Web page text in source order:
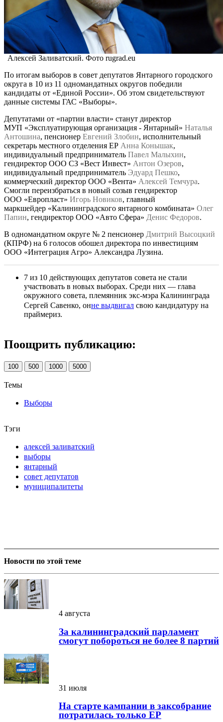
Алексей Заливатский. Фото rugrad.eu
По итогам выборов в совет депутатов Янтарного городского
округа в 10 из 11 одномандатных округов победили
кандидаты от «Единой России». Об этом свидетельствуют
данные системы ГАС «Выборы».
Депутатами от «партии власти» станут директор
МУП «Эксплуатирующая организация - Янтарный» Наталья
Антошина, пенсионер Евгений Злобин, исполнительный
секретарь местного отделения ЕР Анна Конышак,
индивидуальный предприниматель Павел Малыхин,
гендиректор ООО СЗ «Вест Инвест» Антон Озеров,
индивидуальный предприниматель Эдуард Пешко,
коммерческий директор ООО «Вента» Алексей Темчура.
Смогли переизбраться в новый созыв гендиректор
ООО «Европласт» Игорь Новиков, главный
маркшейдер «Калининградского янтарного комбината» Олег
Папин, гендиректор ООО «Авто Сфера» Денис Федоров.
В одномандатном округе № 2 пенсионер Дмитрий Высоцкий
(КПРФ) на 6 голосов обошел директора по инвестициям
ООО «Интеграция Агро» Александра Лузина.
7 из 10 действующих депутатов совета не стали
участвовать в новых выборах. Среди них — глава
окружного совета, племянник экс-мэра Калининграда
Сергей Савенко, онне выдвигал свою кандидатуру на
праймериз.
Поощрить публикацию:
100 500 1000 5000
Темы
Выборы
Тэги
алексей заливатский
выборы
янтарный
совет депутатов
муниципалитеты
Новости по этой теме
4 августа
За калининградский парламент
смогут побороться не более 8 партий
31 июля
На старте кампании в заксобрание
потратилась только ЕР